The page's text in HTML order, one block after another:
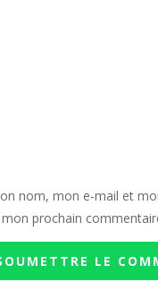
nom, mon e-mail et
prochain
LE